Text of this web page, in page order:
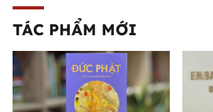
TÁC PHẨM MỚI